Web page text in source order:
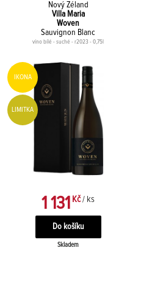
Nový Zéland
Villa Maria
Woven
Sauvignon Blanc
víno bílé - suché - r2023 - 0,75l
IKONA
LIMITKA
1 131 Kč / ks
Skladem